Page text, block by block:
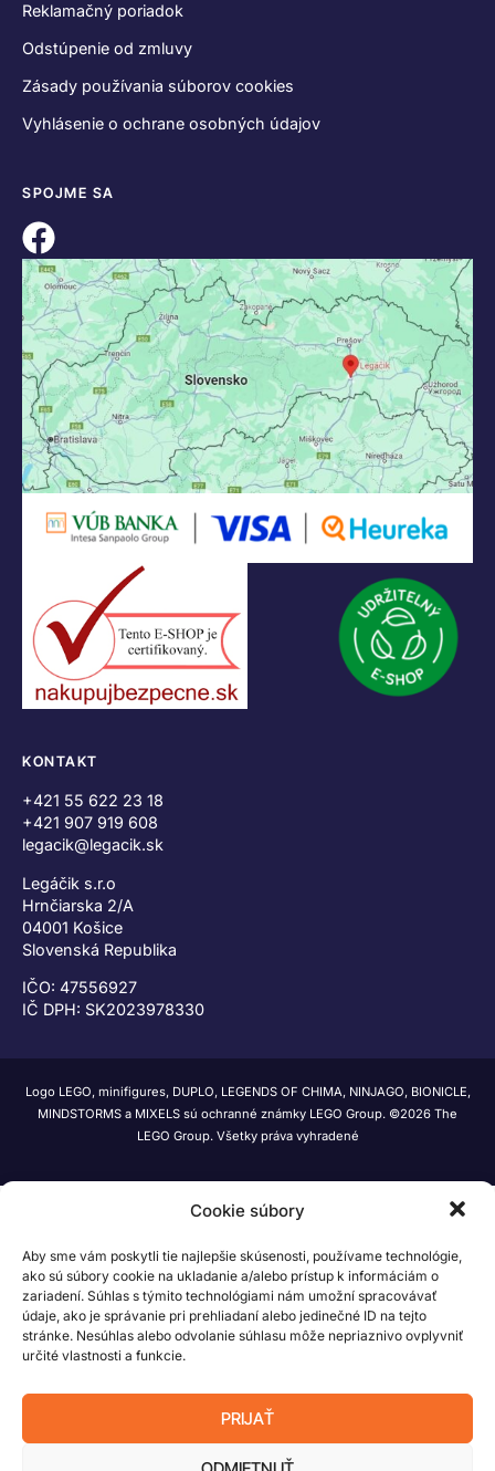
Cookie súbory
Aby sme vám poskytli tie najlepšie skúsenosti, používame technológie,
ako sú súbory cookie na ukladanie a/alebo prístup k informáciám o
zariadení. Súhlas s týmito technológiami nám umožní spracovávať
údaje, ako je správanie pri prehliadaní alebo jedinečné ID na tejto
stránke. Nesúhlas alebo odvolanie súhlasu môže nepriaznivo ovplyvniť
určité vlastnosti a funkcie.
PRIJAŤ
Reklamačný poriadok
Odstúpenie od zmluvy
Zásady používania súborov cookies
Vyhlásenie o ochrane osobných údajov
SPOJME SA
KONTAKT
+421 55 622 23 18
+421 907 919 608
legacik@legacik.sk
Legáčik s.r.o
Hrnčiarska 2/A
04001 Košice
Slovenská Republika
IČO: 47556927
IČ DPH: SK2023978330
Logo LEGO, minifigures, DUPLO, LEGENDS OF CHIMA, NINJAGO, BIONICLE,
MINDSTORMS a MIXELS sú ochranné známky LEGO Group. ©2026 The
LEGO Group. Všetky práva vyhradené